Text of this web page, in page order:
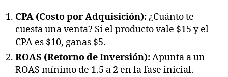
CPA (Costo por Adquisición):¿Cuánto te
cuesta una venta? Si el producto vale $15 y el
CPA es $10, ganas $5.
ROAS (Retorno de Inversión):Apunta a un
ROAS mínimo de 1.5 a 2 en la fase inicial.